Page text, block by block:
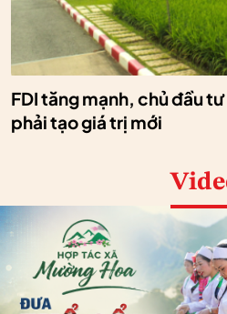
FDI tăng mạnh, chủ đầu
phải tạo giá trị mới